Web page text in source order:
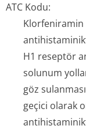
ATC Kodu:
H1 reseptör
solunum
göz
geçici olarak